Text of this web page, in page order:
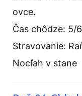
ovce.
Čas chôdze: 5/
Stravovanie:
Nocľah v stane